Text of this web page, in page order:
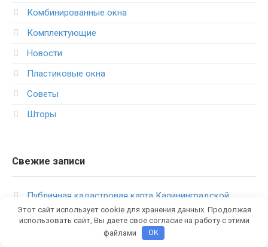
Комбинированные окна
Комплектующие
Новости
Пластиковые окна
Советы
Шторы
Свежие записи
Публичная кадастровая карта Калининградской
области
Инжиниринг: что это, кому нужен и как помогает
Этот сайт использует cookie для хранения данных. Продолжая
использовать сайт, Вы даете свое согласие на работу с этими
файлами
OK